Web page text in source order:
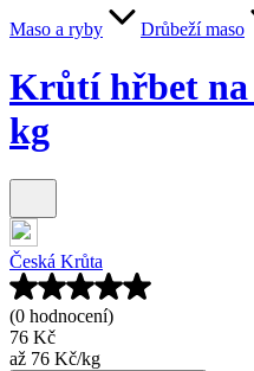
Maso a ryby Drůbeží maso
Krůtí hřbet na
kg
Česká Krůta
(0 hodnocení)
76 Kč
až 76 Kč/kg